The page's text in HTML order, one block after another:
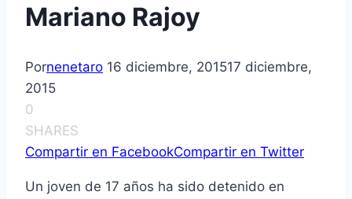
Mariano Rajoy
Pornenetaro 16 diciembre, 201517 diciembre,
2015
0
SHARES
Compartir en FacebookCompartir en Twitter
Un joven de 17 años ha sido detenido en